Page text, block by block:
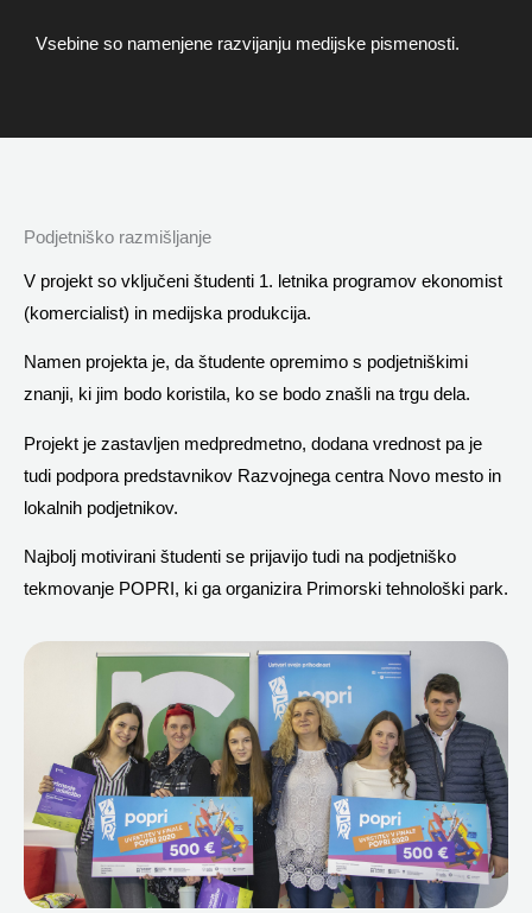
Vsebine so namenjene razvijanju medijske pismenosti.
Podjetniško razmišljanje
V projekt so vključeni študenti 1. letnika programov ekonomist
(komercialist) in medijska produkcija.
Namen projekta je, da študente opremimo s podjetniškimi
znanji, ki jim bodo koristila, ko se bodo znašli na trgu dela.
Projekt je zastavljen medpredmetno, dodana vrednost pa je
tudi podpora predstavnikov Razvojnega centra Novo mesto in
lokalnih podjetnikov.
Najbolj motivirani študenti se prijavijo tudi na podjetniško
tekmovanje POPRI, ki ga organizira Primorski tehnološki park.